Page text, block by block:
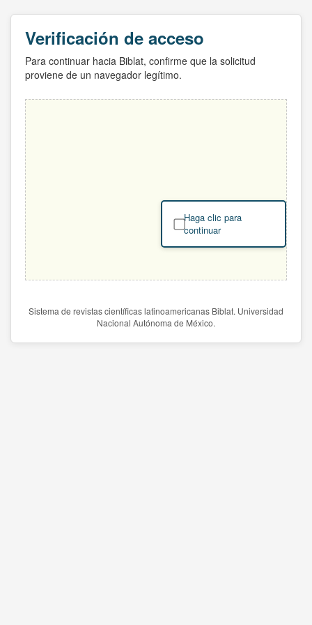
Verificación de acceso
Para continuar hacia Biblat, confirme que la solicitud
proviene de un navegador legítimo.
Haga clic para
continuar
Sistema de revistas científicas latinoamericanas Biblat. Universidad
Nacional Autónoma de México.